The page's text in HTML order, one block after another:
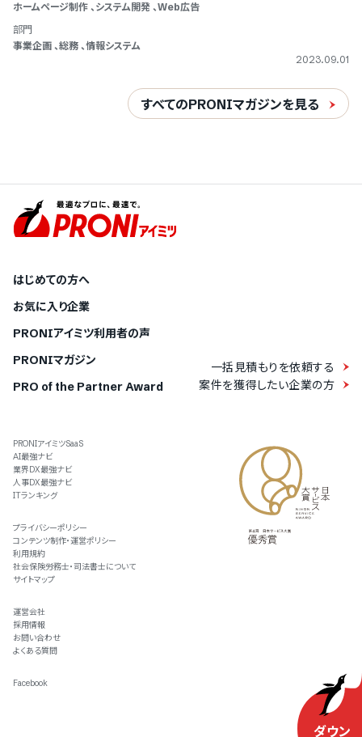
ダウン
ホームページ制作 、 システム開発 、Web広告
部門
事業企画 、総務 、情報システム
2023.09.01
すべてのPRONIマガジンを見る
はじめての方へ
お気に入り企業
PRONIアイミツ利用者の声
PRONIマガジン
PRO of the Partner Award
一括見積もりを依頼する
案件を獲得したい企業の方
PRONIアイミツSaaS
AI最強ナビ
業界DX最強ナビ
人事DX最強ナビ
ITランキング
プライバシーポリシー
コンテンツ制作・運営ポリシー
利用規約
社会保険労務士・司法書士について
サイトマップ
運営会社
採用情報
お問い合わせ
よくある質問
Facebook